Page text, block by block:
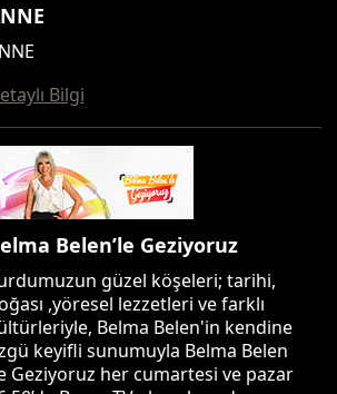
Bilgi
Belen’le Geziyoruz
güzel köşeleri; tarihi,
,yöresel lezzetleri ve farklı
Belma Belen'in kendine
keyifli sunumuyla Belma Belen
Geziyoruz her cumartesi ve pazar